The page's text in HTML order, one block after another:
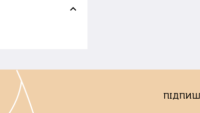
Осінь та Рання весна
снігу або відразу після
Ділянки, на яких